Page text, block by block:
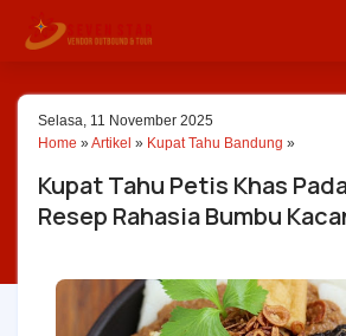
Selasa, 11 November 2025
Home »Artikel » Kupat Tahu Bandung »
Kupat Tahu Petis Khas
Resep Rahasia Bumbu